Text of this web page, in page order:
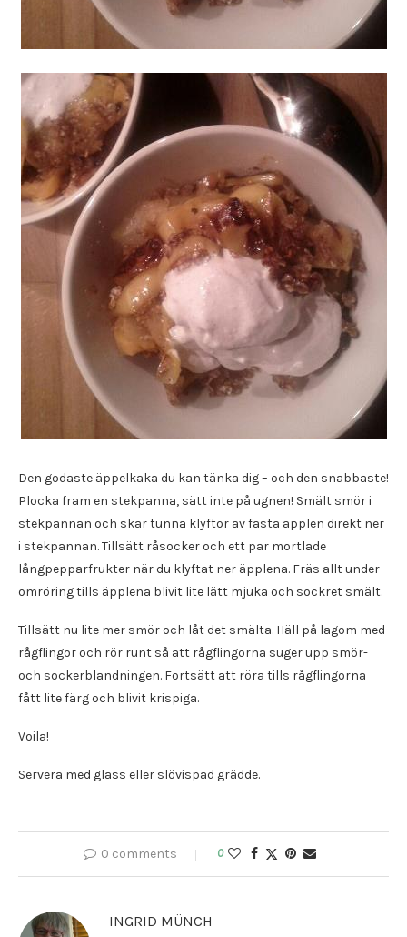
Den godaste äppelkaka du kan tänka dig – och den snabbaste!
Plocka fram en stekpanna, sätt inte på ugnen! Smält smör i
stekpannan och skär tunna klyftor av fasta äpplen direkt ner
i stekpannan. Tillsätt råsocker och ett par mortlade
långpepparfrukter när du klyftat ner äpplena. Fräs allt under
omröring tills äpplena blivit lite lätt mjuka och sockret smält.
Tillsätt nu lite mer smör och låt det smälta. Häll på lagom med
rågflingor och rör runt så att rågflingorna suger upp smör-
och sockerblandningen. Fortsätt att röra tills rågflingorna
fått lite färg och blivit krispiga.
Voila!
Servera med glass eller slövispad grädde.
0 comments 0
INGRID MÜNCH